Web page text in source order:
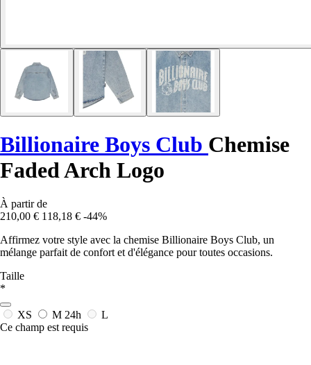
Billionaire Boys Club Chemise
Faded Arch Logo
À partir de
210,00 € 118,18 € -44%
Affirmez votre style avec la chemise Billionaire Boys Club, un
mélange parfait de confort et d'élégance pour toutes occasions.
Taille
*
XS M 24h
L
Ce champ est requis